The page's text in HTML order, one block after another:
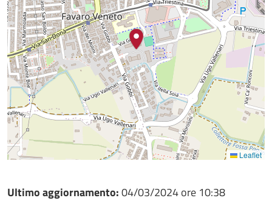
Leaflet
Ultimo aggiornamento:04/03/2024 ore 10:38